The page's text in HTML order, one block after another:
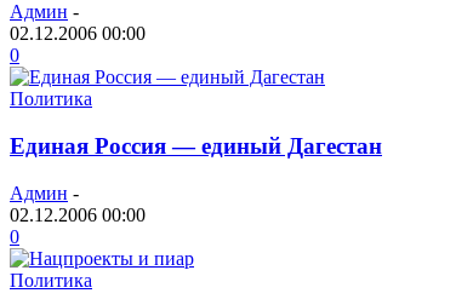
Админ -
02.12.2006 00:00
0
Политика
Единая Россия — единый Дагестан
Админ -
02.12.2006 00:00
0
Политика